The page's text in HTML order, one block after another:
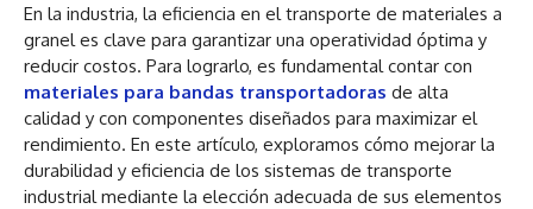
En la industria, la eficiencia en el transporte de materiales a
granel es clave para garantizar una operatividad óptima y
reducir costos. Para lograrlo, es fundamental contar con
materiales para bandas transportadoras de alta
calidad y con componentes diseñados para maximizar el
rendimiento. En este artículo, exploramos cómo mejorar la
durabilidad y eficiencia de los sistemas de transporte
industrial mediante la elección adecuada de sus elementos